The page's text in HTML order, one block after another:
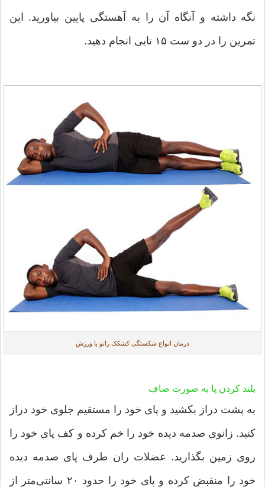
نگه داشته و آنگاه آن را به آهستگی پایین بیاورید. این
تمرین را در دو ست ۱۵ تایی انجام دهید.
درمان انواع شکستگی کشکک زانو با ورزش
بلند کردن پا به صورت صاف
به پشت دراز بکشید و پای خود را مستقیم جلوی خود دراز
کنید. زانوی صدمه دیده خود را خم کرده و کف پای خود را
روی زمین بگذارید. عضلات ران طرف پای صدمه دیده
خود را منقبض کرده و پای خود را حدود ۲۰ سانتی‌متر از